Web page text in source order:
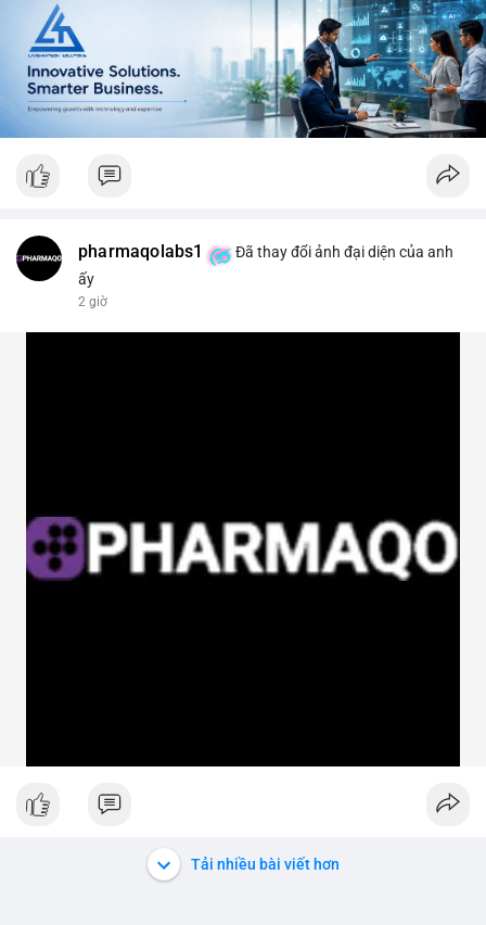
📰 Nguồn: CoinDesk
pharmaqolabs1
Đã thay đổi ảnh đại diện của anh
ấy
2 giờ
Tải nhiều bài viết hơn